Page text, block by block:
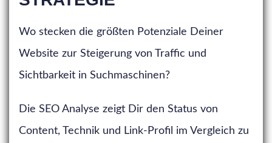
Wo stecken die größten Potenziale Deiner
Website zur Steigerung von Traffic und
Sichtbarkeit in Suchmaschinen?
Die SEO Analyse zeigt Dir den Status von
Content, Technik und Link-Profil im Vergleich zu